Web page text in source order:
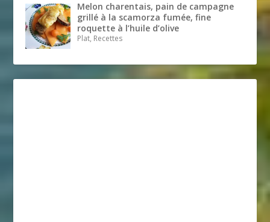
Melon charentais, pain de campagne
grillé à la scamorza fumée, fine
roquette à l’huile d’olive
Plat, Recettes